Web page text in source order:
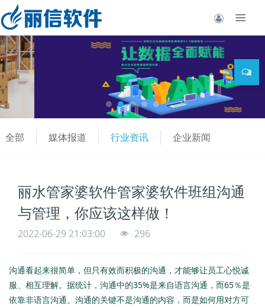
全部 媒体报道 行业资讯 企业新闻
丽水管家婆软件管家婆软件班组沟通
与管理，你应该这样做！
2022-06-29 21:03:00 296
沟通看起来很简单，但只有效而积极的沟通，才能够让员工心悦诚
服、相互理解。据统计，沟通中的35%是来自语言沟通，而65％是
依靠非语言沟通。沟通的关键不是沟通的内容，而是如何用对方可